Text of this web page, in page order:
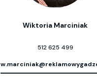
Wiktoria Marciniak
512 625 499